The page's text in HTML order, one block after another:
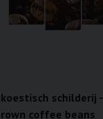
schilderij -
coffee beans